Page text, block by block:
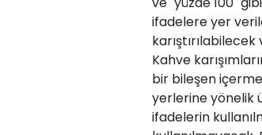
ifadelere yer
Kahve
bir bileşen
yerlerine yönelik
ifadelerin